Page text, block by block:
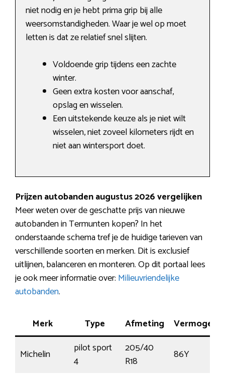
niet nodig en je hebt prima grip bij alle
weersomstandigheden. Waar je wel op moet
letten is dat ze relatief snel slijten.
Voldoende grip tijdens een zachte
winter.
Geen extra kosten voor aanschaf,
opslag en wisselen.
Een uitstekende keuze als je niet wilt
wisselen, niet zoveel kilometers rijdt en
niet aan wintersport doet.
Prijzen autobanden augustus 2026 vergelijken
Meer weten over de geschatte prijs van nieuwe
autobanden in Termunten kopen? In het
onderstaande schema tref je de huidige tarieven van
verschillende soorten en merken. Dit is exclusief
uitlijnen, balanceren en monteren. Op dit portaal lees
je ook meer informatie over: Milieuvriendelijke
autobanden.
Merk Type Afmeting Vermogen
Michelin
pilot sport
4
205/40
R18
86Y